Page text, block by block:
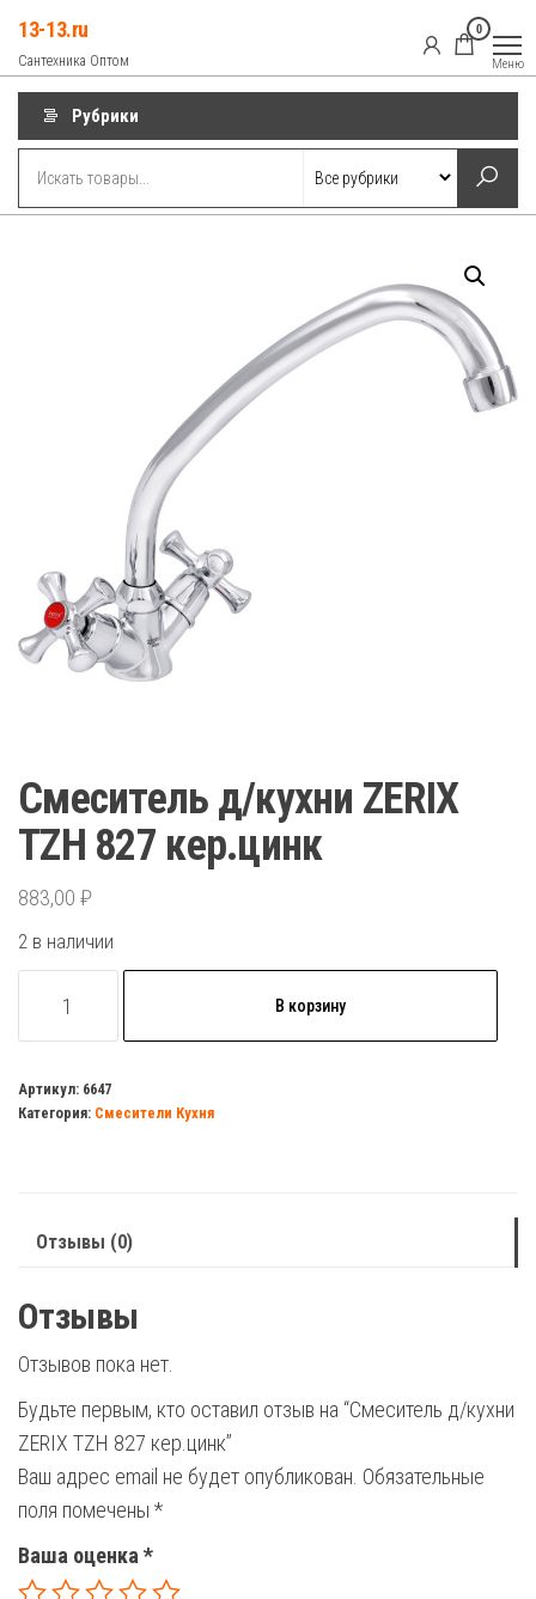
содержимому
13-13.ru
Сантехника Оптом
0
Меню
Рубрики
Смеситель д/кухни ZERIX
TZH 827 кер.цинк
883,00 ₽
2 в наличии
товара
д/
кухни
кер.цинк
В корзину
Артикул: 6647
Категория: Смесители Кухня
Отзывы (0)
Отзывы
Отзывов пока нет.
Будьте первым, кто оставил отзыв на “Смеситель д/кухни
ZERIX TZH 827 кер.цинк”
Ваш адрес email не будет опубликован. Обязательные
поля помечены *
Ваша оценка *